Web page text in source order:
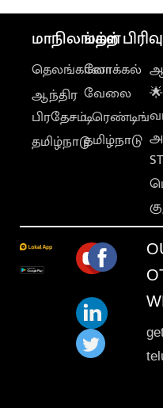
மாநிலங்கள்
தெலங்கானா
ஆந்திர
பிரதேசம்
தமிழ்நாடு
மற்ற
லோக்கல்
வேலை
டிரெண்டிங்
தமிழ்நாடு
🌟